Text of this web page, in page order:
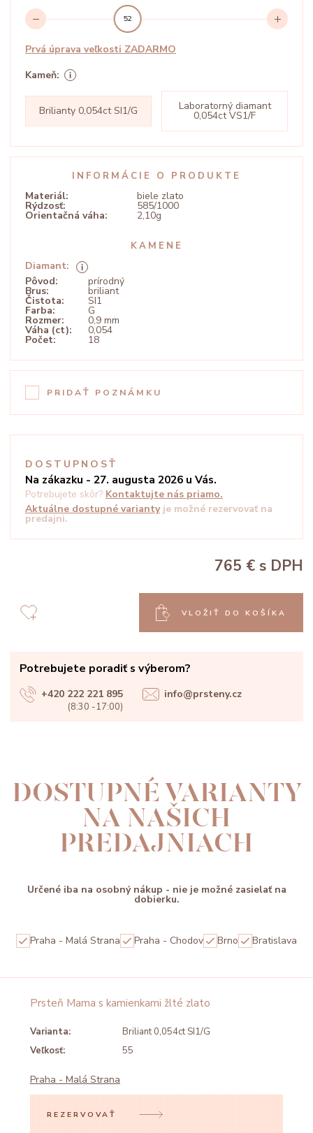
52
Prvá úprava veľkosti ZADARMO
Kameň:
Brilianty 0,054ct SI1/G Laboratorný diamant
0,054ct VS1/F
INFORMÁCIE O PRODUKTE
Materiál: biele zlato
Rýdzosť: 585/1000
Orientačná váha: 2,10g
KAMENE
Diamant:
Pôvod:
prírodný
Brus: briliant
Čistota: SI1
Farba: G
Rozmer: 0,9 mm
Váha (ct): 0,054
Počet: 18
PRIDAŤ POZNÁMKU
DOSTUPNOSŤ
Na zákazku - 27. augusta 2026 u Vás.
Potrebujete skôr? Kontaktujte nás priamo.
Aktuálne dostupné varianty je možné rezervovať na
predajni.
765 € s DPH
VLOŽIŤ DO KOŠÍKA
Potrebujete poradiť s výberom?
+420 222 221 895
(8:30 -17:00)
info@prsteny.cz
DOSTUPNÉ VARIANTY
NA NAŠICH
PREDAJNIACH
Určené iba na osobný nákup - nie je možné zasielať na
dobierku.
Praha - Malá Strana Praha - Chodov Brno Bratislava
Prsteň Mama s kamienkami žlté zlato
Varianta:
Briliant 0,054ct SI1/G
Veľkosť:
55
Praha - Malá Strana
REZERVOVAŤ